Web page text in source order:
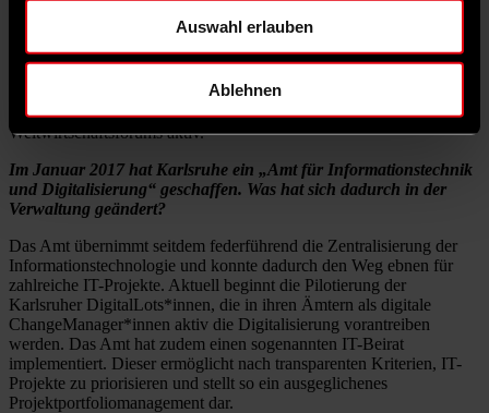
Auswahl erlauben
Ablehnen
das ist dann schon die Creme unter unseren Projekten.
Gerne schauen wir dabei über den Tellerrand hinaus und pflegen die
etwa an der Tel-Aviv-Card, wir haben Austausch mit der Stadt Wien
und sind als deutsche Stadt in der G20 Smart City Alliance des
Weltwirtschaftsforums aktiv.
Im Januar 2017 hat Karlsruhe ein „Amt für Informationstechnik
und Digitalisierung“ geschaffen. Was hat sich dadurch in der
Verwaltung geändert?
Das Amt übernimmt seitdem federführend die Zentralisierung der
Informationstechnologie und konnte dadurch den Weg ebnen für
zahlreiche IT-Projekte. Aktuell beginnt die Pilotierung der
Karlsruher DigitalLots*innen, die in ihren Ämtern als digitale
ChangeManager*innen aktiv die Digitalisierung vorantreiben
werden. Das Amt hat zudem einen sogenannten IT-Beirat
implementiert. Dieser ermöglicht nach transparenten Kriterien, IT-
Projekte zu priorisieren und stellt so ein ausgeglichenes
Projektportfoliomanagement dar.